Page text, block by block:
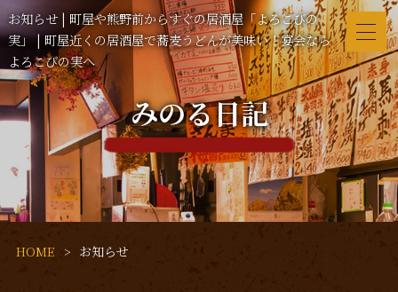
お知らせ | 町屋や熊野前からすぐの居酒屋「よろこびの
実」 | 町屋近くの居酒屋で蕎麦うどんが美味い！宴会なら
よろこびの実へ
みのる日記
HOME お知らせ